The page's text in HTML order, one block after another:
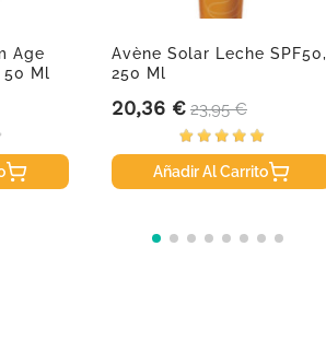
Age
50 Ml
Avène Solar Leche SPF50,
250 Ml
Precio
20,36 € Precio base
23,95 €
Añadir Al Carrito